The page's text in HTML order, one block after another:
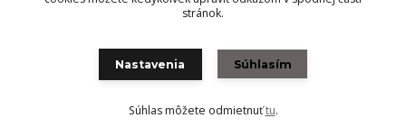
Vytvorené na Eshop-rychlo.sk
stránok.
Nastavenia Súhlasím
Súhlas môžete odmietnuťtu.